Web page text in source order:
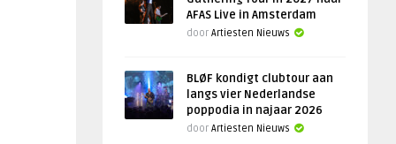
AFAS Live in Amsterdam
door Artiesten Nieuws
BLØF kondigt clubtour aan
langs vier Nederlandse
poppodia in najaar 2026
door Artiesten Nieuws